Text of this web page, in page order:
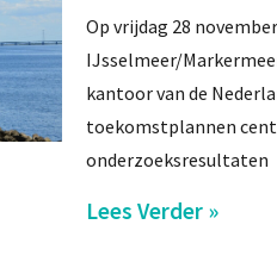
Op vrijdag 28
IJsselmeer/
kantoor van de
toekomstplannen
onderzoeksresultaten
Lees Verder »